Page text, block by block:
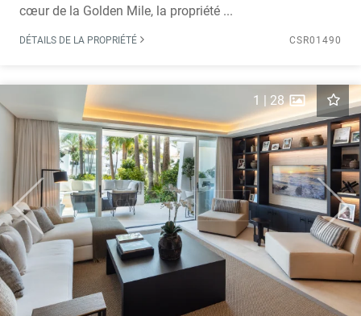
cœur de la Golden Mile, la propriété ...
DÉTAILS DE LA PROPRIÉTÉ CSR01490
Previous Next
1 | 28